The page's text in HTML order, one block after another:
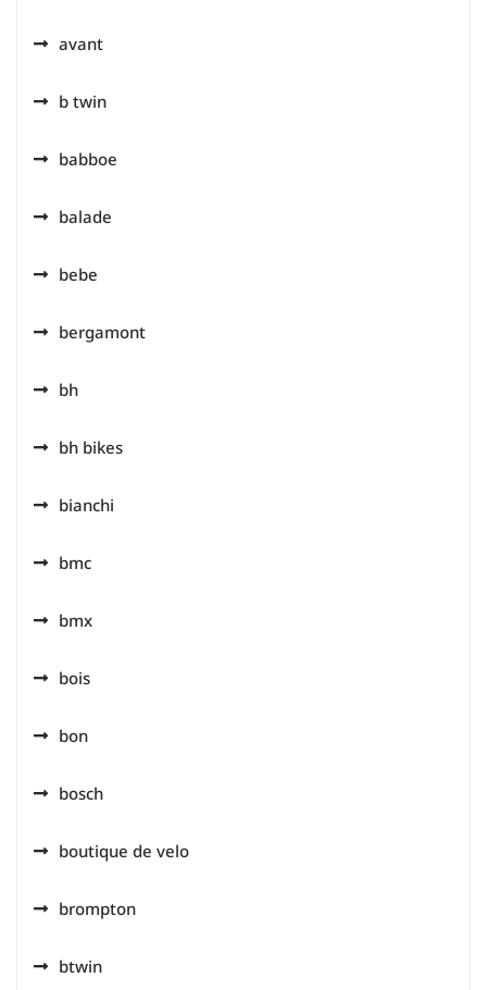
avant
b twin
babboe
balade
bebe
bergamont
bh
bh bikes
bianchi
bmc
bmx
bois
bon
bosch
boutique de velo
brompton
btwin